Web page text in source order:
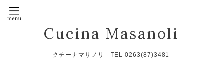
Cucina Masanoli
クチーナマサノリ TEL 0263(87)3481